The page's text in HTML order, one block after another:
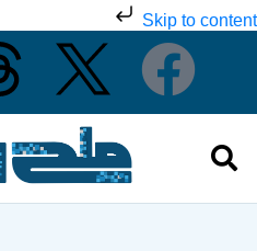
Skip to content